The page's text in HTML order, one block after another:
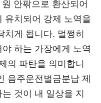
안팎으로 환산되어
유치되어 강제 노역을
게 됩니다. 멀쩡히
하는 가장에게 노역
의 파탄을 의미합니
음주운전벌금분납 제
것이 내 일상을 지